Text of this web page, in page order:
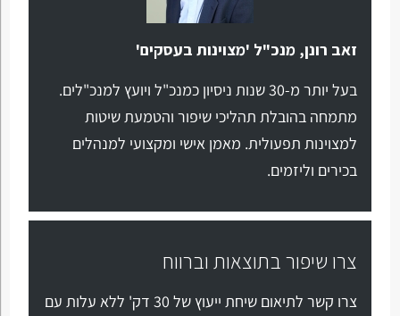
זאב רונן, מנכ"ל 'מצוינות בעסקים'
בעל יותר מ-30 שנות ניסיון כמנכ"ל ויועץ למנכ"לים.
מתמחה בהובלת תהליכי שיפור והטמעת שיטות
למצוינות תפעולית. מאמן אישי ומקצועי למנהלים
בכירים וליזמים.
צרו שיפור בתוצאות וברווח
צרו קשר לתיאום שיחת ייעוץ של 30 דק' ללא עלות עם